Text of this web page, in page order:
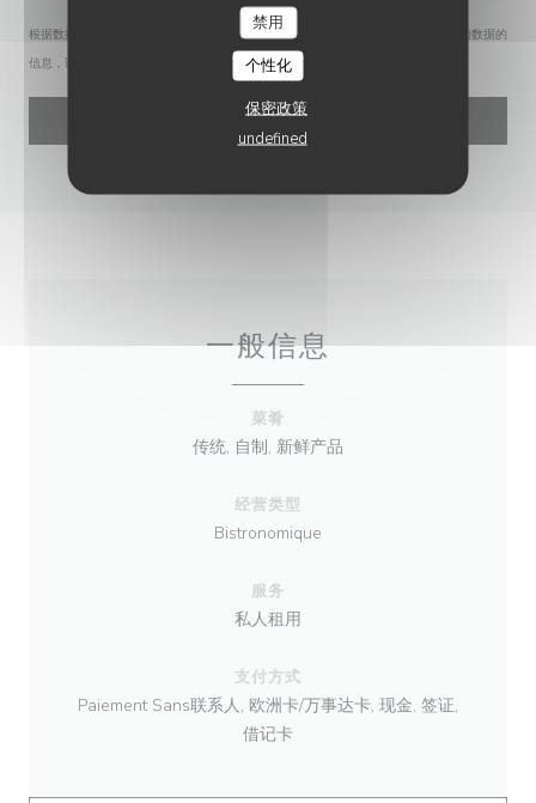
禁用
个性化
保密政策
undefined
根据数据保护法规，您有权拒绝接收营销电话。如需了解更多关于我们如何处理您的数据的
信息，请查看我们的
一般信息
菜肴
传统, 自制, 新鲜产品
经营类型
Bistronomique
服务
私人租用
支付方式
Paiement Sans联系人, 欧洲卡/万事达卡, 现金, 签证,
借记卡